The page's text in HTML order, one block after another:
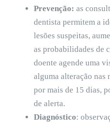
Prevenção: as
dentista permitem a
lesões suspeitas,
as probabilidades de
doente agende uma
alguma alteração nas
por mais de 15 dias,
de alerta.
Diagnóstico: